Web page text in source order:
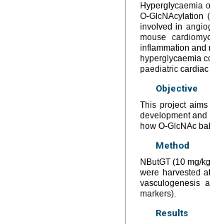
Hyperglycaemia
O-GlcNAcylation
involved in
mouse
inflammation and
hyperglycaemia
paediatric
Objective
This project
development and
how O-GlcNAc
Method
NButGT (10 mg/
were harvested
vasculogenesis
markers).
Results